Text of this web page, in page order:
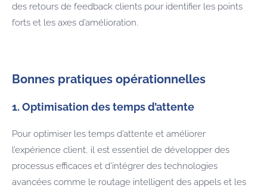
des retours de feedback clients pour identifier les points
forts et les axes d’amélioration.
Bonnes pratiques opérationnelles
1. Optimisation des temps d’attente
Pour optimiser les temps d’attente et améliorer
l’expérience client, il est essentiel de développer des
processus efficaces et d’intégrer des technologies
avancées comme le routage intelligent des appels et les